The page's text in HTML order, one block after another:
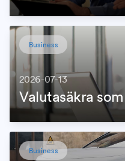
Business
2026-07-13
Valutasäkra
Business